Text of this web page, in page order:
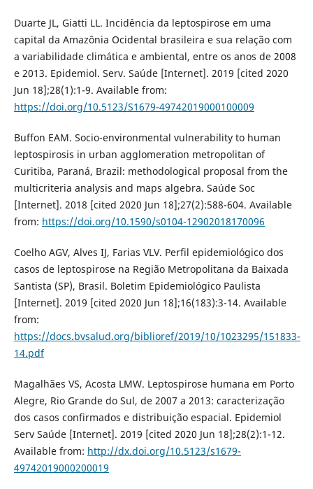
Duarte JL, Giatti LL. Incidência da leptospirose em uma
capital da Amazônia Ocidental brasileira e sua relação com
a variabilidade climática e ambiental, entre os anos de 2008
e 2013. Epidemiol. Serv. Saúde [Internet]. 2019 [cited 2020
Jun 18];28(1):1-9. Available from:
https://doi.org/10.5123/S1679-49742019000100009
Buffon EAM. Socio-environmental vulnerability to human
leptospirosis in urban agglomeration metropolitan of
Curitiba, Paraná, Brazil: methodological proposal from the
multicriteria analysis and maps algebra. Saúde Soc
[Internet]. 2018 [cited 2020 Jun 18];27(2):588-604. Available
from: https://doi.org/10.1590/s0104-12902018170096
Coelho AGV, Alves IJ, Farias VLV. Perfil epidemiológico dos
casos de leptospirose na Região Metropolitana da Baixada
Santista (SP), Brasil. Boletim Epidemiológico Paulista
[Internet]. 2019 [cited 2020 Jun 18];16(183):3-14. Available
from:
https://docs.bvsalud.org/biblioref/2019/10/1023295/151833-
14.pdf
Magalhães VS, Acosta LMW. Leptospirose humana em Porto
Alegre, Rio Grande do Sul, de 2007 a 2013: caracterização
dos casos confirmados e distribuição espacial. Epidemiol
Serv Saúde [Internet]. 2019 [cited 2020 Jun 18];28(2):1-12.
Available from: http://dx.doi.org/10.5123/s1679-
49742019000200019